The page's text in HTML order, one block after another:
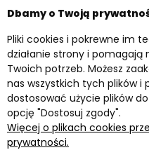
Twoje konto
Przydatne materiały
Informacje
Kontakt z nami
Dbamy o Twoją
Pliki cookies i pokrewne im
działanie strony i
Twoich potrzeb. Możesz
nas wszystkich tych plików i
dostosować użycie plików
opcję "Dostosuj zgody".
Więcej o plikach cookies
prywatności.